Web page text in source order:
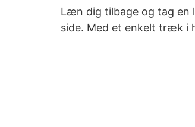
Læn dig tilbage og tag en
side. Med et enkelt træk i